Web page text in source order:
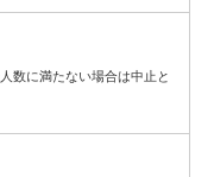
数に満たない場合は中止と